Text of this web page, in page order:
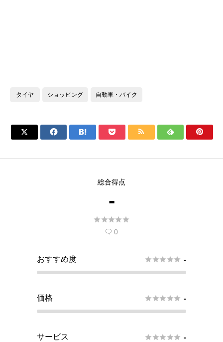
タイヤ ショッピング 自動車・バイク
      
総合得点
-

 0
おすすめ度  -
価格  -
サービス  -